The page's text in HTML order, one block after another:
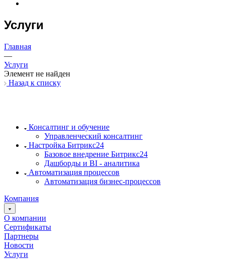
Услуги
Главная
—
Услуги
Элемент не найден
Назад к списку
Консалтинг и обучение
Управленческий консалтинг
Настройка Битрикс24
Базовое внедрение Битрикс24
Дашборды и BI - аналитика
Автоматизация процессов
Автоматизация бизнес-процессов
Компания
О компании
Сертификаты
Партнеры
Новости
Услуги